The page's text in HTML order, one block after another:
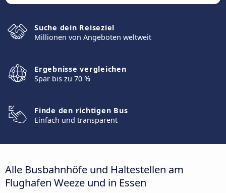
Suche dein Reiseziel
Millionen von Angeboten weltweit
Ergebnisse vergleichen
Spar bis zu 70 %
Finde den richtigen Bus
Einfach und transparent
Alle Busbahnhöfe und Haltestellen am
Flughafen Weeze und in Essen